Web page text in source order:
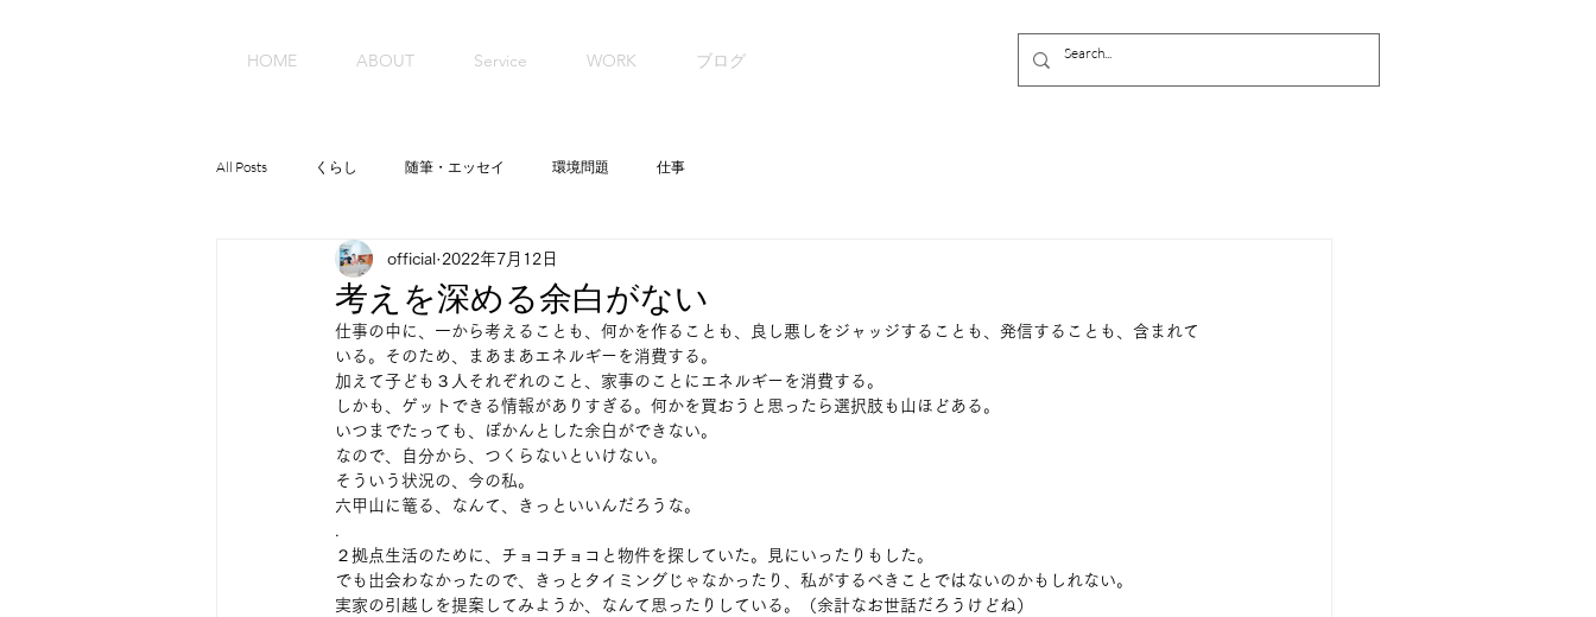
HOME ABOUT Service WORK ブログ
All Posts くらし 随筆・エッセイ 環境問題 仕事
考えを深める余白がない
official 2022年7月12日
仕事の中に、一から考えることも、何かを作ることも、良し悪しをジャッジすることも、発信することも、含まれて
いる。そのため、まあまあエネルギーを消費する。
加えて子ども３人それぞれのこと、家事のことにエネルギーを消費する。
しかも、ゲットできる情報がありすぎる。何かを買おうと思ったら選択肢も山ほどある。
いつまでたっても、ぽかんとした余白ができない。
なので、自分から、つくらないといけない。
そういう状況の、今の私。
六甲山に篭る、なんて、きっといいんだろうな。
.
２拠点生活のために、チョコチョコと物件を探していた。見にいったりもした。
でも出会わなかったので、きっとタイミングじゃなかったり、私がするべきことではないのかもしれない。
実家の引越しを提案してみようか、なんて思ったりしている。（余計なお世話だろうけどね）